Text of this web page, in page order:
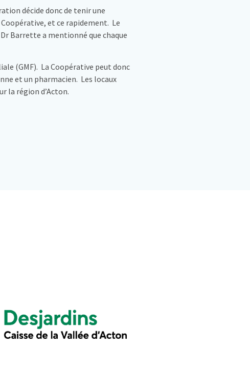
décide donc de tenir une
et ce rapidement. Le
Barrette a mentionné que chaque
(GMF). La Coopérative peut donc
et un pharmacien. Les locaux
la région d’Acton.